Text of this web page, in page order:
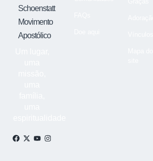
Schoenstatt
Movimento
Apostólico